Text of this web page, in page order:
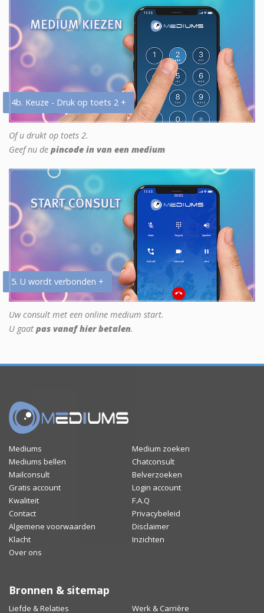
4b. Keuze - Druk op toets 2 +
Of u drukt op toets 2.
Geef nu de pincode in van een medium
5. U wordt verbonden +
Uw consult met een online medium start.
U gaat pas vanaf hier betalen.
Mediums
Medium zoeken
Mediums bellen
Chatconsult
Mailconsult
Belverzoeken
Gratis account
Login account
Kwaliteit
F.A.Q
Contact
Privacybeleid
Algemene voorwaarden
Disclaimer
Klacht
Inzichten
Over ons
Bronnen & sitemap
Liefde & Relaties Werk & Carrière